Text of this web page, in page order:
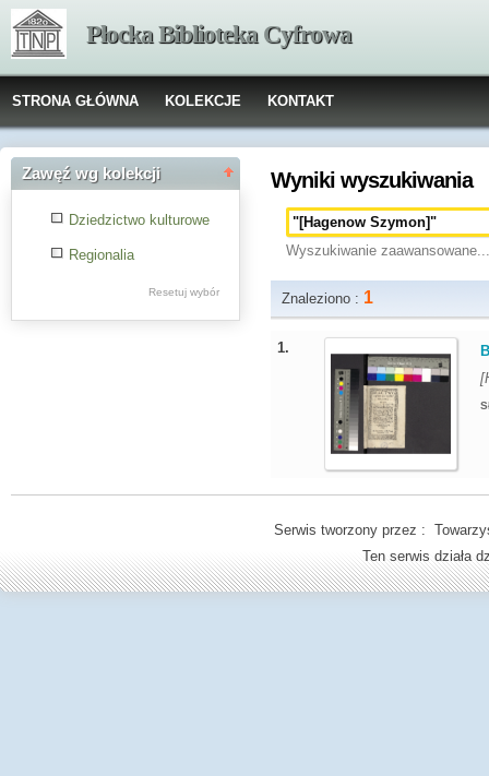
Płocka Biblioteka Cyfrowa
STRONA GŁÓWNA KOLEKCJE KONTAKT
Zawęź wg kolekcji
Dziedzictwo kulturowe
Regionalia
Resetuj wybór
Wyniki wyszukiwania
Wyszukiwanie zaawansowane...
Znaleziono : 1
1.
Serwis tworzony przez :
Ten serwis działa